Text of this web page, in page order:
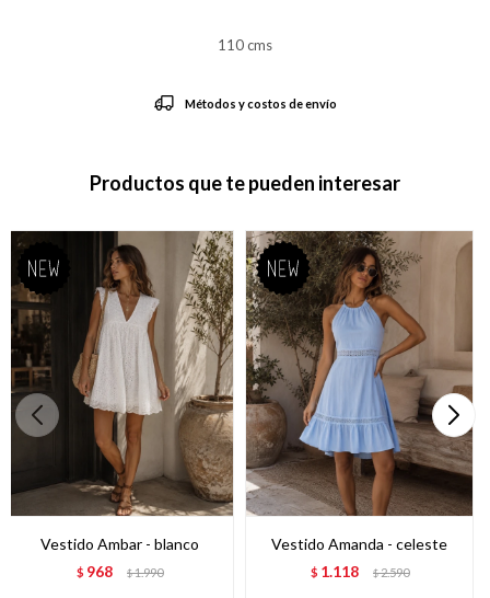
110 cms
Métodos y costos de envío
Productos que te pueden interesar
Vestido Ambar - blanco
$ 968 $1.990
Vestido Amanda - celeste
$ 1.118 $2.590